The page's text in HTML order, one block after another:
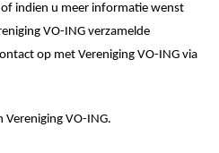
indien u meer informatie wenst
VO-ING verzamelde
op met Vereniging VO-ING via
Vereniging VO-ING.